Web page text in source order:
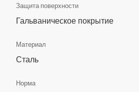
Защита поверхности
Гальваническое покрытие
Материал
Сталь
Норма